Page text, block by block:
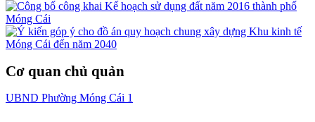
Cơ quan chủ quản
UBND Phường Móng Cái 1